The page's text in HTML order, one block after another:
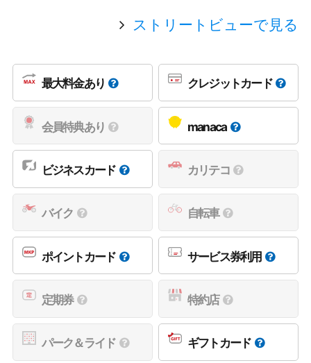
ストリートビューで見る
最大料金あり クレジットカード
会員特典あり manaca
ビジネスカード カリテコ
バイク 自転車
ポイントカード サービス券利用
定期券 特約店
パーク＆ライド ギフトカード